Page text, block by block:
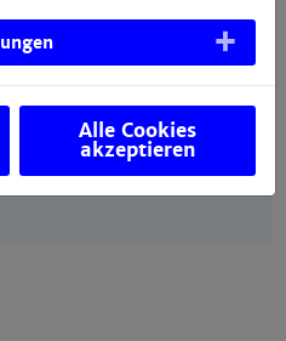
Alle Cookies
akzeptieren